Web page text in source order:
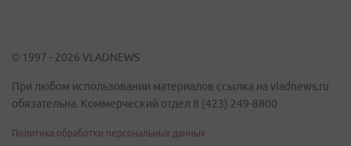
© 1997 - 2026 VLADNEWS
При любом использовании материалов ссылка на vladnews.ru
обязательна. Коммерческий отдел 8 (423) 249-8800
Политика обработки персональных данных